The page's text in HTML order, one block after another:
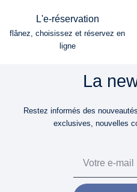
L'e-réservation
flânez, choisissez et réservez en
ligne
La
Restez informés des
exclusives, nouvelles